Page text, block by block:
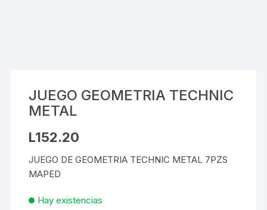
JUEGO GEOMETRIA TECHNIC
METAL
L152.20
JUEGO DE GEOMETRIA TECHNIC METAL 7PZS
MAPED
Hay existencias